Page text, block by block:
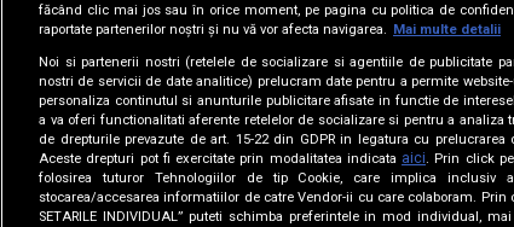
făcând clic mai jos sau în orice moment, pe pagina cu politica de
raportate partenerilor noștri și nu vă vor afecta navigarea. Mai multe detalii
Noi si partenerii nostri (retelele de socializare si agentiile de publicitate
nostri de servicii de date analitice) prelucram date pentru a permite
personaliza continutul si anunturile publicitare afisate in functie de
a va oferi functionalitati aferente retelelor de socializare si pentru a analiza
de drepturile prevazute de art. 15-22 din GDPR in legatura cu prelucrarea
Aceste drepturi pot fi exercitate prin modalitatea indicata aici. Prin click pe
folosirea tuturor Tehnologiilor de tip Cookie, care implica inclusiv
stocarea/accesarea informatiilor de catre Vendor-ii cu care colaboram. Prin
SETARILE INDIVIDUAL” puteti schimba preferintele in mod individual,